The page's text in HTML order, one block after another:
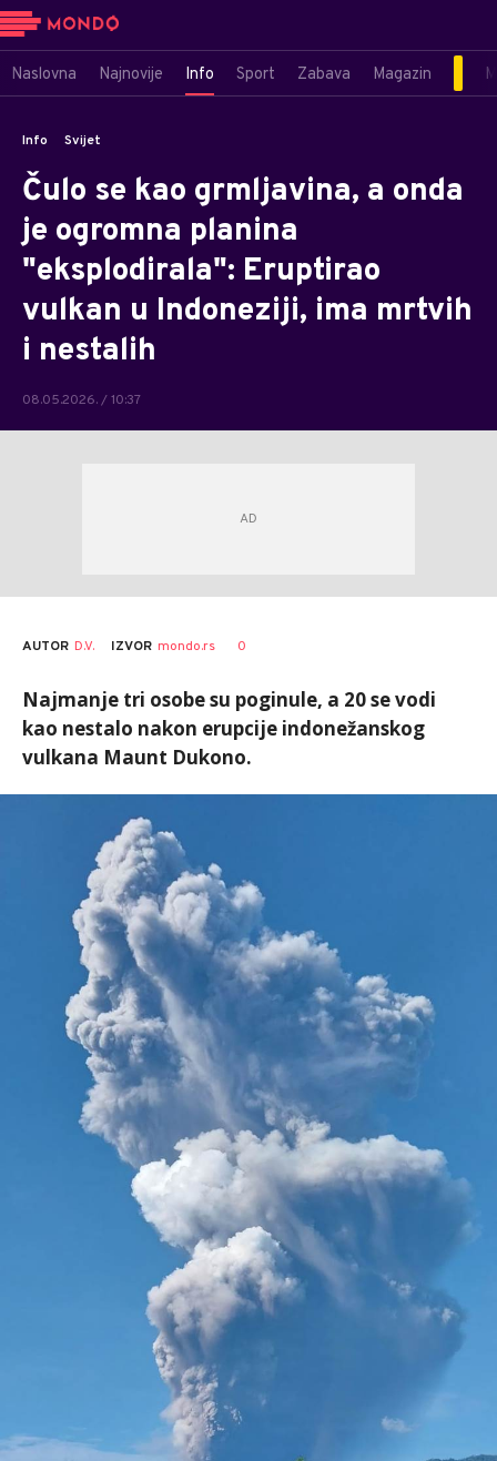
Naslovna Najnovije Info Sport Zabava Magazin
Info Svijet
Čulo se kao grmljavina, a onda
je ogromna planina
"eksplodirala": Eruptirao
vulkan u Indoneziji, ima mrtvih
i nestalih
08.05.2026. / 10:37
AUTOR D.V. IZVOR mondo.rs 0
Najmanje tri osobe su poginule, a 20 se vodi
kao nestalo nakon erupcije indonežanskog
vulkana Maunt Dukono.